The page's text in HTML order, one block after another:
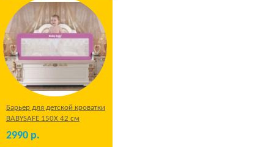
Барьер для детской кроватки
BABYSAFE 150Х 42 см
Бежевый
2990 р.